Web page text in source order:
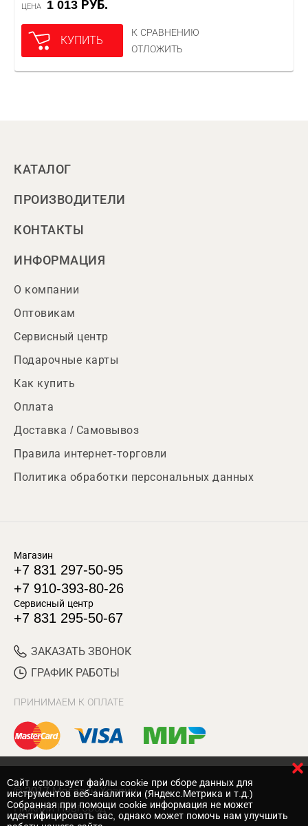
ЦЕНА 1 013 РУБ.
КУПИТЬ
К СРАВНЕНИЮ
ОТЛОЖИТЬ
КАТАЛОГ
ПРОИЗВОДИТЕЛИ
КОНТАКТЫ
ИНФОРМАЦИЯ
О компании
Оптовикам
Сервисный центр
Подарочные карты
Как купить
Оплата
Доставка / Самовывоз
Правила интернет-торговли
Политика обработки персональных данных
Магазин
+7 831 297-50-95
+7 910-393-80-26
Сервисный центр
+7 831 295-50-67
ЗАКАЗАТЬ ЗВОНОК
ГРАФИК РАБОТЫ
ПРИНИМАЕМ К ОПЛАТЕ
© 2017 Магазин Хозяин
Нижний Новгород
Cайт использует файлы cookie при сборе данных для
инструментов веб-аналитики (Яндекс.Метрика и т.д.)
Собранная при помощи cookie информация не может
идентифицировать вас, однако может помочь нам улучшить